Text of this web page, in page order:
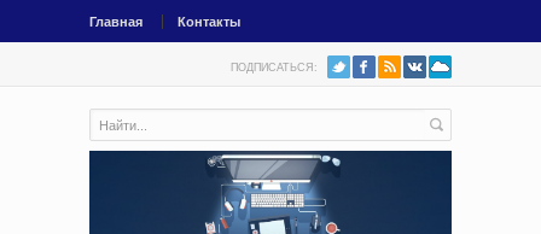
Главная Контакты
ПОДПИСАТЬСЯ: